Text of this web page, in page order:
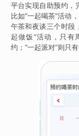
平台实现自助预约，
比如“一起喝茶”活动
午茶和夜谈三个时段
起做饭”活动，只有
约；“一起派对”则只